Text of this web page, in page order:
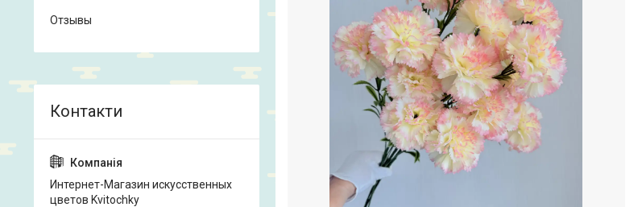
Отзывы
Интернет-Магазин искусственных
цветов Kvitochky